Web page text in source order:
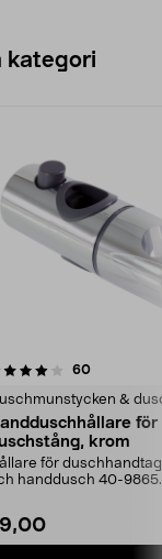
kategori
60
&
krom
för
handdusch 40-
4.0 av 5 stjärnor